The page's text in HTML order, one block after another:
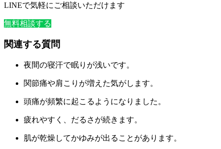
LINEで気軽にご相談いただけます
無料相談する
関連する質問
夜間の寝汗で眠りが浅いです。
関節痛や肩こりが増えた気がします。
頭痛が頻繁に起こるようになりました。
疲れやすく、だるさが続きます。
肌が乾燥してかゆみが出ることがあります。